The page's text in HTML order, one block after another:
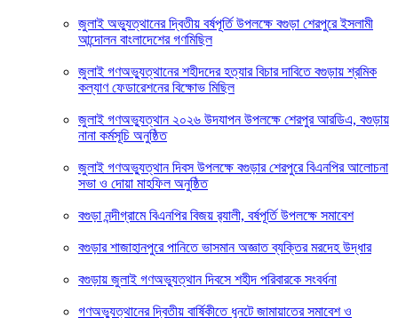
জুলাই অভ্যুত্থানের দ্বিতীয় বর্ষপূর্তি উপলক্ষে বগুড়া শেরপুরে ইসলামী
আন্দোলন বাংলাদেশের গণমিছিল
জুলাই গণঅভ্যুত্থানের শহীদদের হত্যার বিচার দাবিতে বগুড়ায় শ্রমিক
কল্যাণ ফেডারেশনের বিক্ষোভ মিছিল
জুলাই গণঅভ্যুত্থান ২০২৬ উদযাপন উপলক্ষে শেরপুর আরডিএ, বগুড়ায়
নানা কর্মসূচি অনুষ্ঠিত
জুলাই গণঅভ্যুত্থান দিবস উপলক্ষে বগুড়ার শেরপুরে বিএনপির আলোচনা
সভা ও দোয়া মাহফিল অনুষ্ঠিত
বগুড়া নন্দীগ্রামে বিএনপির বিজয় র‍্যালী, বর্ষপূর্তি উপলক্ষে সমাবেশ
বগুড়ার শাজাহানপুরে পানিতে ভাসমান অজ্ঞাত ব্যক্তির মরদেহ উদ্ধার
বগুড়ায় জুলাই গণঅভ্যুত্থান দিবসে শহীদ পরিবারকে সংবর্ধনা
গণঅভ্যুত্থানের দ্বিতীয় বার্ষিকীতে ধুনটে জামায়াতের সমাবেশ ও